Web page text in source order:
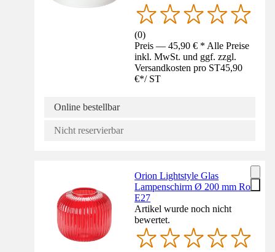
(0)
Preis — 45,90 € * Alle Preise
inkl. MwSt. und ggf. zzgl.
Versandkosten pro ST45,90
€*/ ST
Online bestellbar
Nicht reservierbar
Orion Lightstyle Glas
Lampenschirm Ø 200 mm Rot
E27
Artikel wurde noch nicht
bewertet.